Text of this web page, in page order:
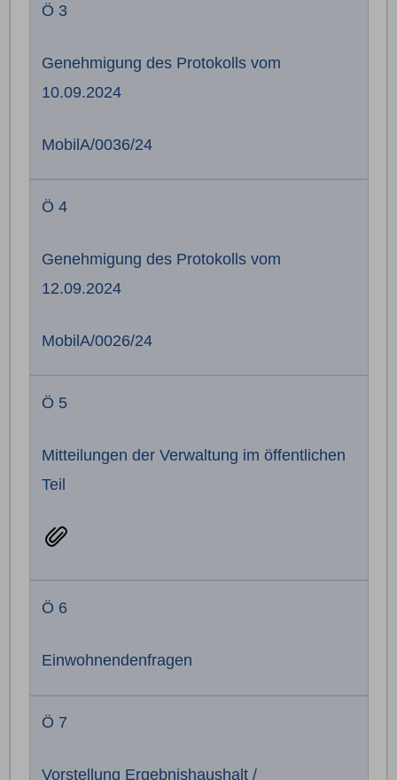
Ö 3
Genehmigung des Protokolls vom
10.09.2024
MobilA/0036/24
Ö 4
Genehmigung des Protokolls vom
12.09.2024
MobilA/0026/24
Ö 5
Mitteilungen der Verwaltung im öffentlichen
Teil
Ö 6
Einwohnendenfragen
Ö 7
Vorstellung Ergebnishaushalt /